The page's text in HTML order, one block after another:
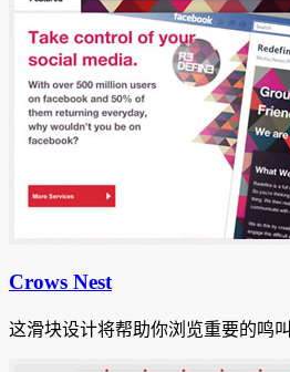
Crows Nest
这滑块设计将帮助你浏览重要的鸣